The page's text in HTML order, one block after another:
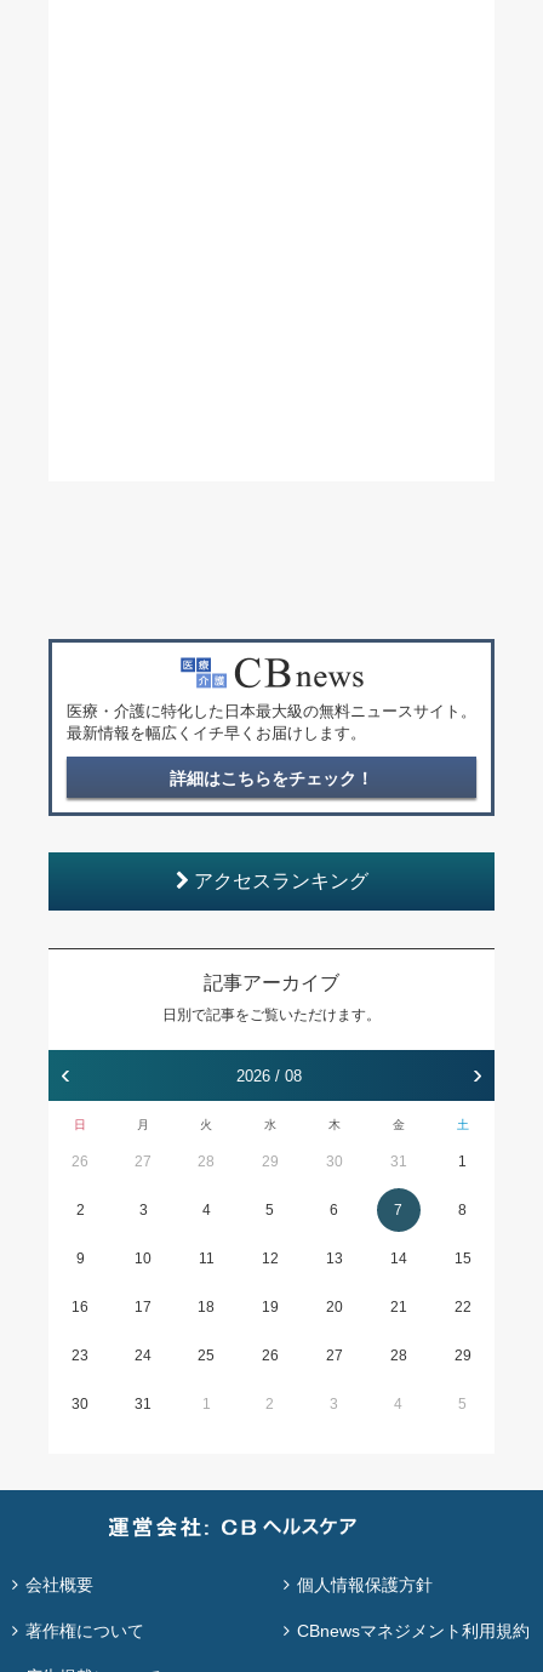
医療・介護に特化した日本最大級の無料ニュースサイト。
最新情報を幅広くイチ早くお届けします。
詳細はこちらをチェック！
アクセスランキング
記事アーカイブ
日別で記事をご覧いただけます。
‹ 2026 / 08 ›
日 月 火 水 木 金 土
26 27 28 29 30 31 1
2 3 4 5 6 7 8
9 10 11 12 13 14 15
16 17 18 19 20 21 22
23 24 25 26 27 28 29
30 31 1 2 3 4 5
会社概要 個人情報保護方針
著作権について CBnewsマネジメント利用規約